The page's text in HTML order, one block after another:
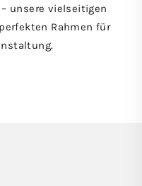
unsere vielseitigen
Rahmen für